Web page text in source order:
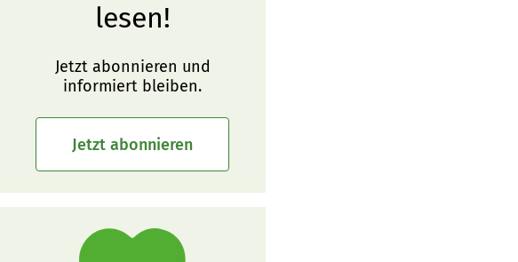
lesen!
Jetzt abonnieren und
informiert bleiben.
Jetzt abonnieren